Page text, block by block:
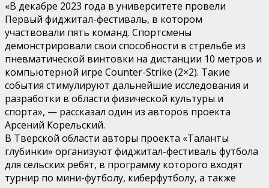
«В декабре 2023 года в университете провели
Первый фиджитал-фестиваль, в котором
участвовали пять команд. Спортсмены
демонстрировали свои способности в стрельбе из
пневматической винтовки на дистанции 10 метров и
компьютерной игре Counter-Strike (2×2). Такие
события стимулируют дальнейшие исследования и
разработки в области физической культуры и
спорта», — рассказал один из авторов проекта
Арсений Корельский.
В Тверской области авторы проекта «Таланты
глубинки» организуют фиджитал-фестиваль футбола
для сельских ребят, в программу которого входят
турнир по мини-футболу, киберфутболу, а также